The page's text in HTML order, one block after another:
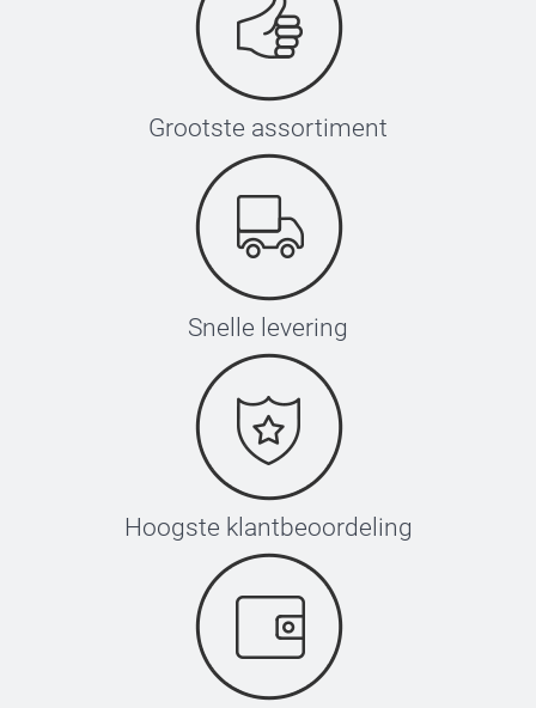
Grootste assortiment
Snelle levering
Hoogste klantbeoordeling